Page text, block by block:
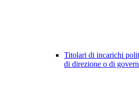
Titolari di incarichi
di direzione o di